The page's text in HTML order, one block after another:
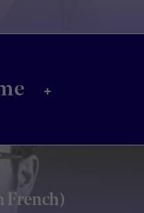
+
French)